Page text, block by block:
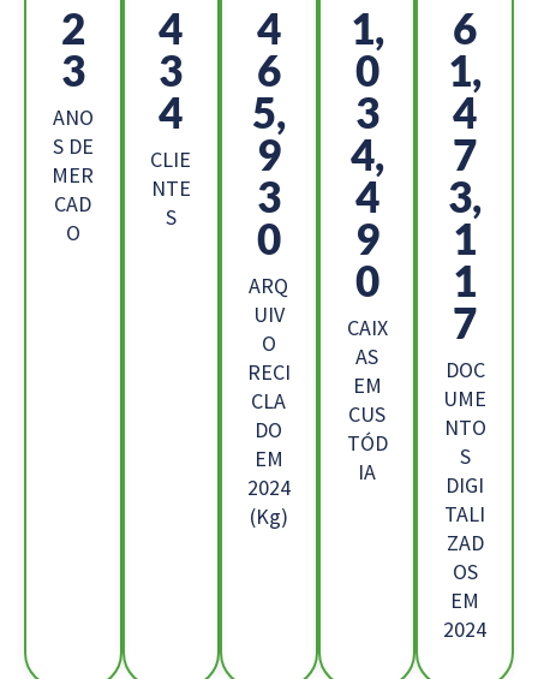
2
5
ANO
S DE
MER
CAD
O
4
7
4
CLIE
NTE
S
5
0
9,
2
7
4
ARQ
UIV
O
RECI
CLA
DO
EM
2024
(Kg)
1,
1
3
0,
7
2
4
CAIX
AS
EM
CUS
TÓD
IA
6
7,
1
9
1,
6
9
1
DOC
UME
NTO
S
DIGI
TALI
ZAD
OS
EM
2024